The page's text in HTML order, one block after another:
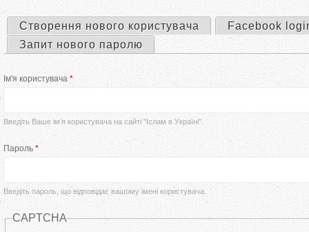
е
в
н
Створення нового користувача
Facebook
Запит нового паролю
Ім'я користувача *
Введіть Ваше ім’я користувача на сайті "Іслам в Україні".
Пароль *
Введіть пароль, що відповідає вашому імені користувача.
CAPTCHA